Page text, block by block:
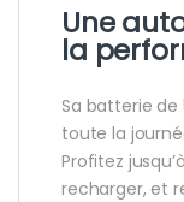
Une
la
Sa batterie
toute la
Profitez
recharger, et